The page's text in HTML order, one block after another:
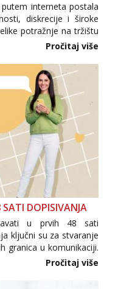
interneta postala
diskrecije i široke
potražnje na tržištu
proizvodi, nepouzdane
podrijetla. ...
Pročitaj više
DOPISIVANJA
u prvih 48 sati
ključni su za stvaranje
granica u komunikaciji.
osobnih ili intimnih
još nije zaslužila to
Pročitaj više